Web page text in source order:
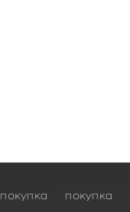
покупка покупка